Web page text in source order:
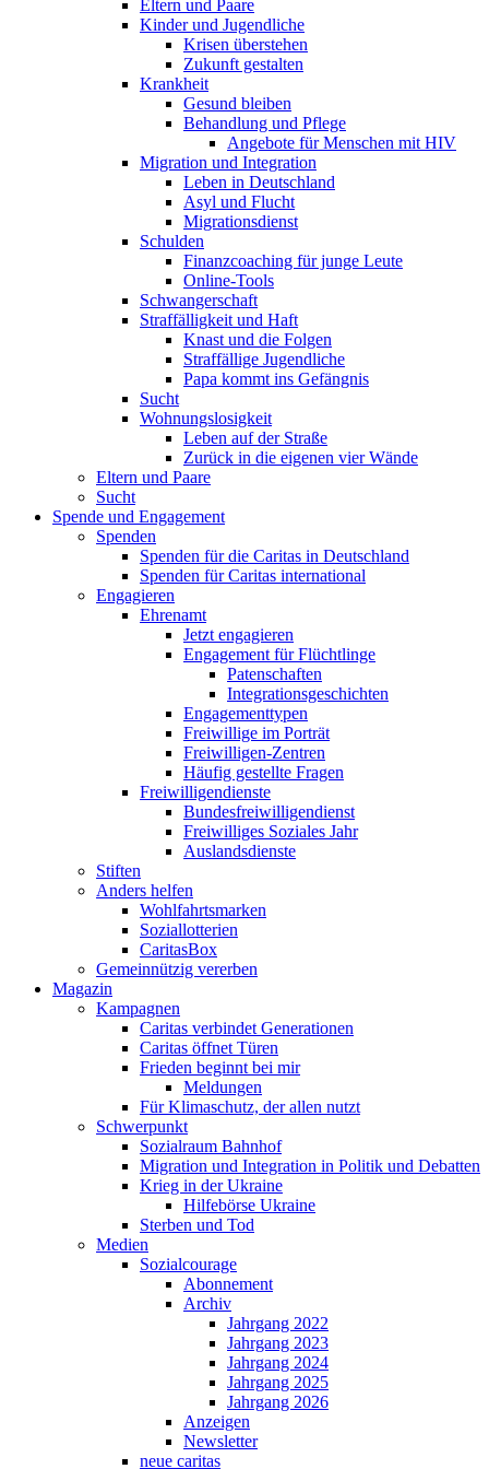
Eltern und Paare
Kinder und Jugendliche
Krisen überstehen
Zukunft gestalten
Krankheit
Gesund bleiben
Behandlung und Pflege
Angebote für Menschen mit HIV
Migration und Integration
Leben in Deutschland
Asyl und Flucht
Migrationsdienst
Schulden
Finanzcoaching für junge Leute
Online-Tools
Schwangerschaft
Straffälligkeit und Haft
Knast und die Folgen
Straffällige Jugendliche
Papa kommt ins Gefängnis
Sucht
Wohnungslosigkeit
Leben auf der Straße
Zurück in die eigenen vier Wände
Eltern und Paare
Sucht
Spende und Engagement
Spenden
Spenden für die Caritas in Deutschland
Spenden für Caritas international
Engagieren
Ehrenamt
Jetzt engagieren
Engagement für Flüchtlinge
Patenschaften
Integrationsgeschichten
Engagementtypen
Freiwillige im Porträt
Freiwilligen-Zentren
Häufig gestellte Fragen
Freiwilligendienste
Bundesfreiwilligendienst
Freiwilliges Soziales Jahr
Auslandsdienste
Stiften
Anders helfen
Wohlfahrtsmarken
Soziallotterien
CaritasBox
Gemeinnützig vererben
Magazin
Kampagnen
Caritas verbindet Generationen
Caritas öffnet Türen
Frieden beginnt bei mir
Meldungen
Für Klimaschutz, der allen nutzt
Schwerpunkt
Sozialraum Bahnhof
Migration und Integration in Politik und Debatten
Krieg in der Ukraine
Hilfebörse Ukraine
Sterben und Tod
Medien
Sozialcourage
Abonnement
Archiv
Jahrgang 2022
Jahrgang 2023
Jahrgang 2024
Jahrgang 2025
Jahrgang 2026
Anzeigen
Newsletter
neue caritas